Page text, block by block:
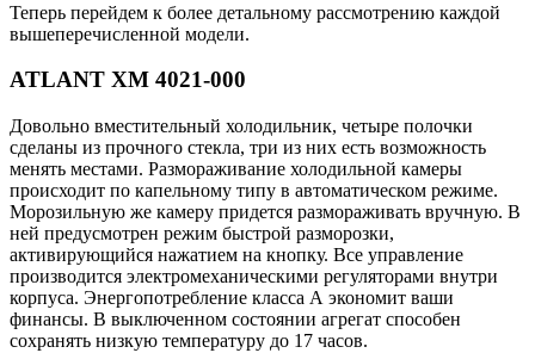
Теперь перейдем к более детальному рассмотрению каждой
вышеперечисленной модели.
ATLANT XM 4021-000
Довольно вместительный холодильник, четыре полочки
сделаны из прочного стекла, три из них есть возможность
менять местами. Размораживание холодильной камеры
происходит по капельному типу в автоматическом режиме.
Морозильную же камеру придется размораживать вручную. В
ней предусмотрен режим быстрой разморозки,
активирующийся нажатием на кнопку. Все управление
производится электромеханическими регуляторами внутри
корпуса. Энергопотребление класса А экономит ваши
финансы. В выключенном состоянии агрегат способен
сохранять низкую температуру до 17 часов.